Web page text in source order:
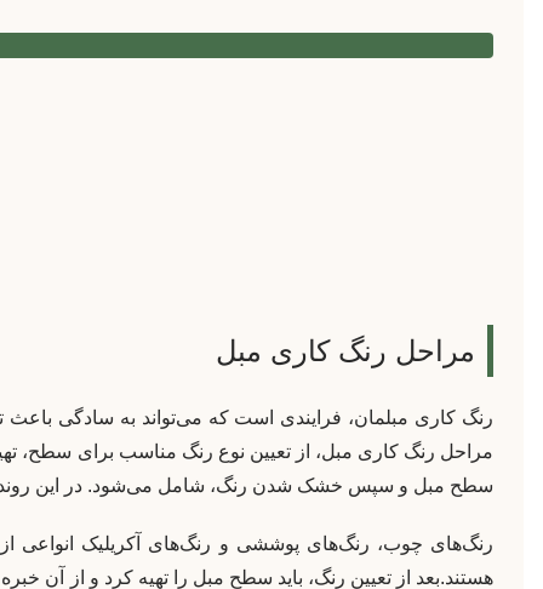
مراحل رنگ کاری مبل
رنگ کاری مبلمان، فرایندی است که می‌تواند به سادگی
مراحل رنگ کاری مبل، از تعیین نوع رنگ مناسب برای سطح،
سطح مبل و سپس خشک شدن رنگ، شامل می‌شود. در این
رنگ‌های چوب، رنگ‌های پوششی و رنگ‌های آکریلیک انواعی
هستند.بعد از تعیین رنگ، باید سطح مبل را تهیه کرد و از آن خبره